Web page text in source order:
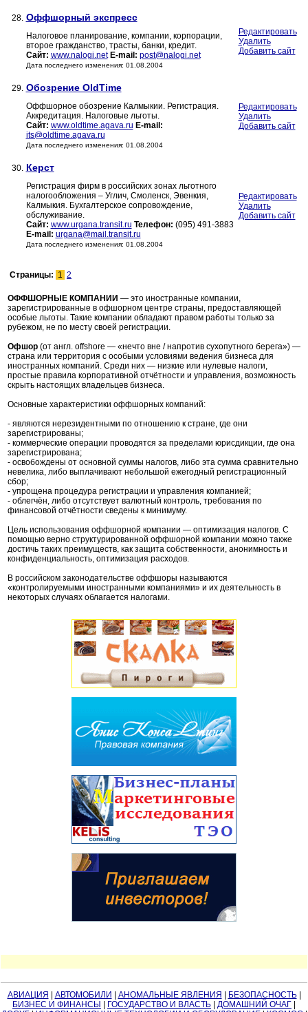
28. Оффшорный экспресс
Налоговое планирование, компании, корпорации,
второе гражданство, трасты, банки, кредит.
Сайт: www.nalogi.net E-mail: post@nalogi.net
Дата последнего изменения: 01.08.2004
Редактировать
Удалить
Добавить сайт
29. Обозрение OldTime
Оффшорное обозрение Калмыкии. Регистрация.
Аккредитация. Налоговые льготы.
Сайт: www.oldtime.agava.ru E-mail:
its@oldtime.agava.ru
Дата последнего изменения: 01.08.2004
Редактировать
Удалить
Добавить сайт
30. Керст
Регистрация фирм в российских зонах льготного
налогообложения – Углич, Смоленск, Эвенкия,
Калмыкия. Бухгалтерское сопровождение,
обслуживание.
Сайт: www.urgana.transit.ru Телефон: (095) 491-3883
E-mail: urgana@mail.transit.ru
Дата последнего изменения: 01.08.2004
Редактировать
Удалить
Добавить сайт
Страницы: 1 2
ОФФШОРНЫЕ КОМПАНИИ — это иностранные компании,
зарегистрированные в офшорном центре страны, предоставляющей
особые льготы. Такие компании обладают правом работы только за
рубежом, не по месту своей регистрации.
Офшор (от англ. offshore — «нечто вне / напротив сухопутного берега») —
страна или территория с особыми условиями ведения бизнеса для
иностранных компаний. Среди них — низкие или нулевые налоги,
простые правила корпоративной отчётности и управления, возможность
скрыть настоящих владельцев бизнеса.
Основные характеристики оффшорных компаний:
- являются нерезидентными по отношению к стране, где они
зарегистрированы;
- коммерческие операции проводятся за пределами юрисдикции, где она
зарегистрирована;
- освобождены от основной суммы налогов, либо эта сумма сравнительно
невелика, либо выплачивают небольшой ежегодный регистрационный
сбор;
- упрощена процедура регистрации и управления компанией;
- облегчён, либо отсутствует валютный контроль, требования по
финансовой отчётности сведены к минимуму.
Цель использования оффшорной компании — оптимизация налогов. С
помощью верно структурированной оффшорной компании можно также
достичь таких преимуществ, как защита собственности, анонимность и
конфиденциальность, оптимизация расходов.
В российском законодательстве оффшоры называются
«контролируемыми иностранными компаниями» и их деятельность в
некоторых случаях облагается налогами.
АВИАЦИЯ АВТОМОБИЛИ АНОМАЛЬНЫЕ ЯВЛЕНИЯ БЕЗОПАСНОСТЬ|
БИЗНЕС И ФИНАНСЫ
ГОСУДАРСТВО И ВЛАСТЬ ДОМАШНИЙ ОЧАГ